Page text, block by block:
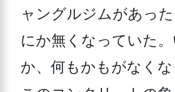
ャングルジムがあっ
にか無くなっていた
か、何もかもがなくな